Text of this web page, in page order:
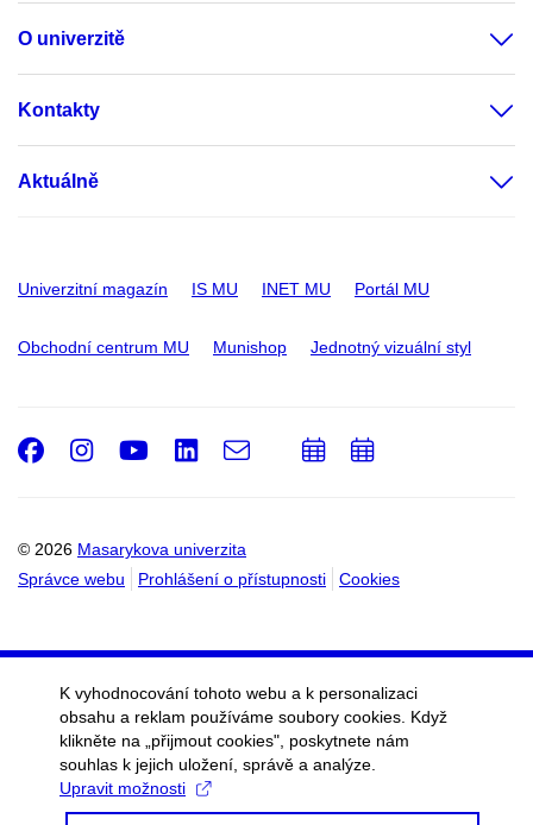
O univerzitě
Kontakty
Aktuálně
Univerzitní magazín IS MU INET MU Portál MU
Obchodní centrum MU Munishop Jednotný vizuální styl
© 2026 Masarykova univerzita
Správce webu
Prohlášení o přístupnosti Cookies
Facebook
Instagram
Youtube
LinkedIn
e-
PřidatPřidat
K vyhodnocování tohoto webu a k personalizaci
obsahu a reklam používáme soubory cookies. Když
klikněte na „přijmout cookies", poskytnete nám
souhlas k jejich uložení, správě a analýze.
Upravit možnosti